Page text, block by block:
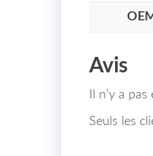
Avis
Il n’y a
Seuls les